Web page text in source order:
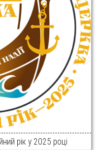
рік у 2025 році